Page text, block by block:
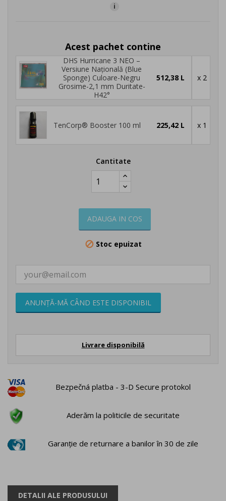
i
Acest pachet contine
DHS Hurricane 3 NEO –
Versiune Națională (Blue
Sponge) Culoare-Negru
Grosime-2,1 mm Duritate-
H42°
512,38 L x 2
TenCorp® Booster 100 ml 225,42 L x 1
Cantitate
ADAUGA IN COS
 Stoc epuizat
ANUNȚĂ-MĂ CÂND ESTE DISPONIBIL
Livrare disponibilă
Bezpečná platba - 3-D Secure protokol
Aderăm la politicile de securitate
Garanție de returnare a banilor în 30 de zile
DETALII ALE PRODUSULUI